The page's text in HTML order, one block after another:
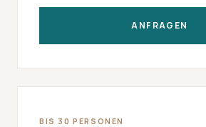
ANFRAGEN
BIS 30 PERSONEN